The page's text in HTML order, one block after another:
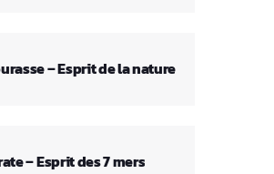
– Esprit de la nature
– Esprit des 7 mers